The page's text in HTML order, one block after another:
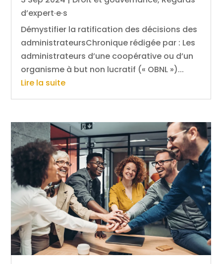
d’expert·e·s
Démystifier la ratification des décisions des
administrateursChronique rédigée par : Les
administrateurs d’une coopérative ou d’un
organisme à but non lucratif (« OBNL »)...
Lire la suite